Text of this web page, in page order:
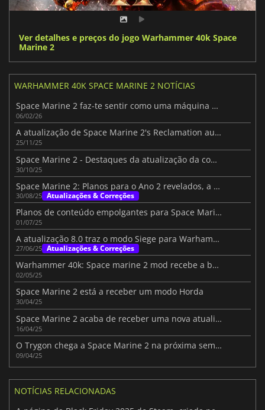
Ver detalhes e preços do jogo Warhammer 40k Space
Marine 2
WARHAMMER 40K SPACE MARINE 2 NOTÍCIAS
Space Marine 2 faz-te sentir como uma máquina de guerra imparável
06/02/26
A atualização de Space Marine 2's Reclamation aumenta a ação PvE
25/11/25
Space Marine 2 - Destaques da atualização da comunidade de outubro
30/10/25
Space Marine 2: Planos para o Ano 2 revelados, a atualização chega a 4 de setembro
30/08/25 Atualizações & Correções
Planos de conteúdo empolgantes para Space Marine 2 após o Siege
01/07/25
A atualização 8.0 traz o modo Siege para Warhammer 40K: Space Marine 2
27/06/25 Atualizações & Correções
Warhammer 40k: Space marine 2 mod recebe a bênção dos criadores
02/05/25
Space Marine 2 está a receber um modo Horda
30/04/25
Space Marine 2 acaba de receber uma nova atualização Trygon
16/04/25
O Trygon chega a Space Marine 2 na próxima semana
09/04/25
NOTÍCIAS RELACIONADAS